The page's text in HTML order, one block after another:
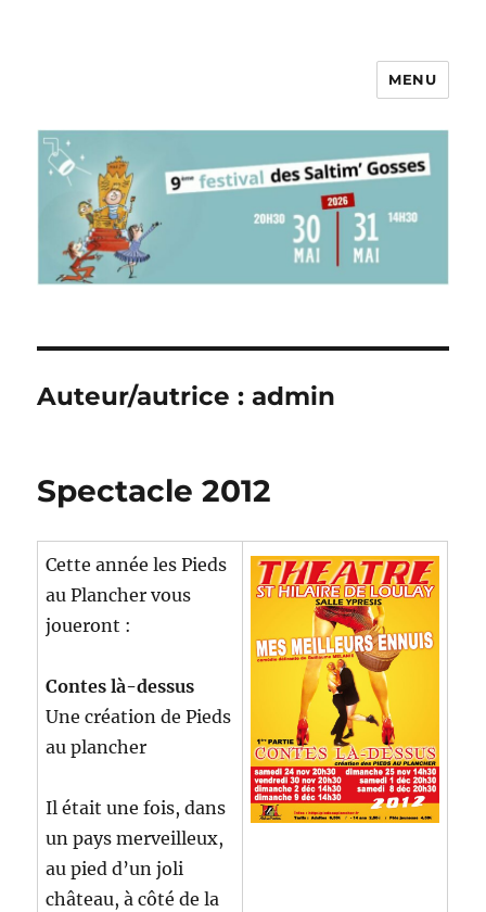
MENU
Auteur/autrice :admin
Spectacle 2012
Cette année les Pieds
au Plancher vous
joueront :
Contes là-dessus
Une création de Pieds
au plancher
Il était une fois, dans
un pays merveilleux,
au pied d’un joli
château, à côté de la